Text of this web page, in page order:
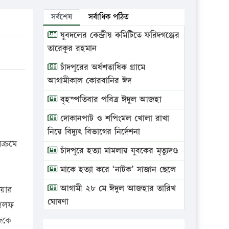
সর্বশেষ সর্বাধিক পঠিত
যুবদলের কেন্দ্রীয় কমিটিতে ফরিদগঞ্জের
তারেকুর রহমান
চাঁদপুরের অর্ধশতাধিক গ্রামে
আগামীকাল কোরবানির ঈদ
বৃহস্পতিবার পবিত্র ঈদুল আজহা
দোকানপাট ও শপিংমল খোলা রাখা
নিয়ে বিদ্যুৎ বিভাগের নির্দেশনা
চাঁদপুরে হত্যা মামলায় যুবকের মৃত্যুদণ্ড
মাকে হত্যা করে ‘নাটক’ সাজান ছেলে
আগামী ২৮ মে ঈদুল আজহার তারিখ
ঘোষণা